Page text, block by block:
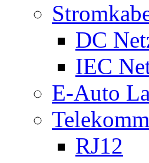
DC
IEC
E-Auto
RJ12